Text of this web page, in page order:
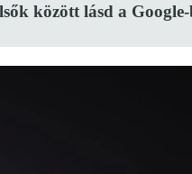
között lásd a Google-